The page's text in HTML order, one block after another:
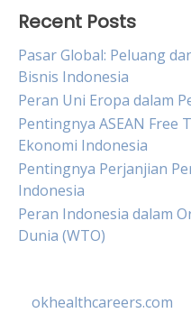
Recent Posts
Pasar Global: Peluang
Bisnis Indonesia
Peran Uni Eropa dalam
Pentingnya ASEAN
Ekonomi Indonesia
Pentingnya Perjanjian
Indonesia
Peran Indonesia dalam
Dunia (WTO)
okhealthcareers.com